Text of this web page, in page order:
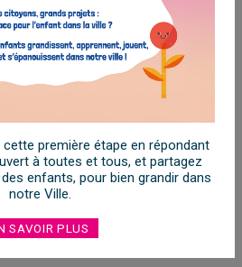
7
20
première étape en répondant
à toutes et tous, et partagez
enfants, pour bien grandir dans
notre Ville.
SAVOIR PLUS